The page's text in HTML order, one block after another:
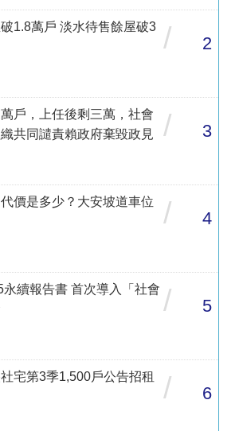
1.8萬戶 淡水待售餘屋破3 / 2
戶，上任後剩三萬，社會
共同譴責賴政府棄毀政見
/ 3
價是多少？大安坡道車位
/ 4
續報告書 首次導入「社會 / 5
宅第3季1,500戶公告招租
/ 6